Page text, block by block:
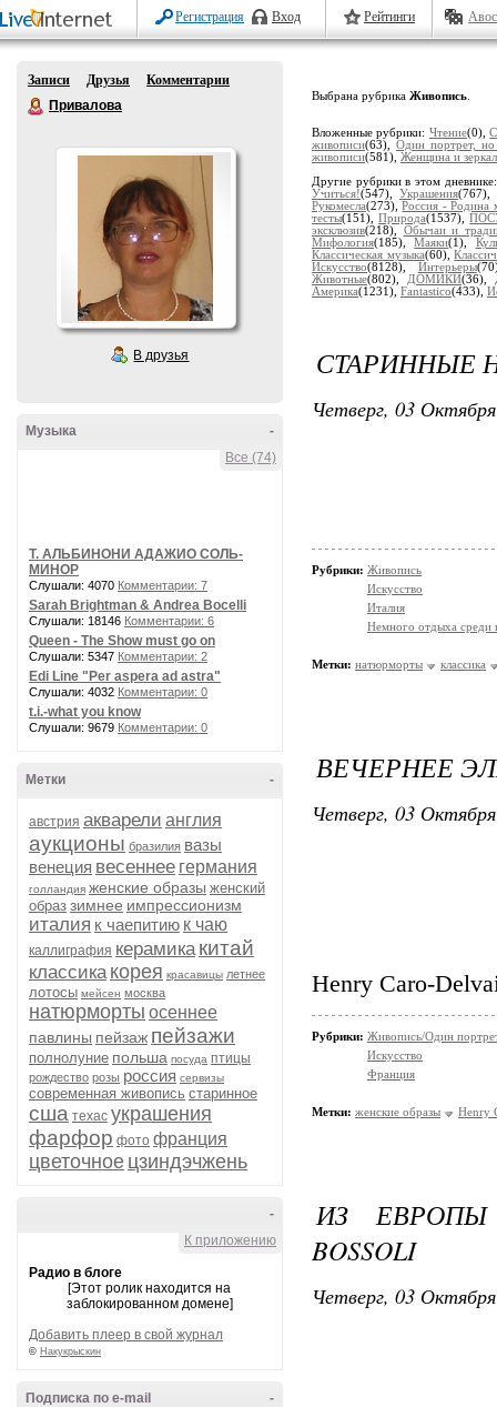
Регистрация Вход Рейтинги
Записи Друзья
Комментарии
Привалова
В друзья
-
Музыка
Все (74)
Т. АЛЬБИНОНИ АДАЖИО СОЛЬ-
МИНОР
Слушали: 4070 Комментарии: 7
Sarah Brightman & Andrea Bocelli
Слушали: 18146 Комментарии: 6
Queen - The Show must go on
Слушали: 5347 Комментарии: 2
Edi Line "Per aspera ad astra"
Слушали: 4032 Комментарии: 0
t.i.-what you know
Слушали: 9679 Комментарии: 0
-
Метки
австрия акварели англия
аукционы бразилия вазы
венеция весеннее германия
голландия женские образы женский
образ зимнее импрессионизм
италия к чаепитию к чаю
каллиграфия керамика китай
классика корея красавицы летнее
лотосы мейсен москва
натюрморты осеннее
павлины пейзаж пейзажи
полнолуние польша посуда птицы
рождество розы россия сервизы
современная живопись старинное
сша техас украшения
фарфор фото франция
цветочное цзиндэчжень
-
К приложению
Радио в блоге
[Этот ролик находится на
заблокированном домене]
Добавить плеер в свой журнал
© Накукрыскин
-
Подписка по e-mail
Выбрана рубрика Живопись
Вложенные рубрики: Чтение(0),
живописи(63), Один портрет, но
живописи(581), Женщина и
Другие рубрики в этом
Учиться!(547),Украшения(767),
Рукомесла(273),Россия - Родина
тесты(151),Природа(1537),
эксклюзив(218), Обычаи и
Мифология(185),Маяки(1),
Классическая музыка(60),
Искусство(8128), Интерьеры
Животные(802), ДОМИКИ(36),
Америка(1231), Fantastico(433),
СТАРИННЫЕ
Четверг, 03
Рубрики: Живопись
Искусство
Италия
Немного отдыха среди
Метки: натюрморты классика
ВЕЧЕРНЕЕ
Четверг, 03
Henry Caro-
Рубрики: Живопись/Один
Искусство
Франция
Метки: женские образы Henry
ИЗ ЕВРОПЫ
BOSSOLI
Четверг, 03